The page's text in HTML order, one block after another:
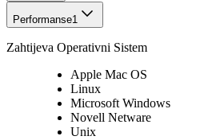
Performanse1
Zahtijeva Operativni Sistem
Apple Mac OS
Linux
Microsoft Windows
Novell Netware
Unix